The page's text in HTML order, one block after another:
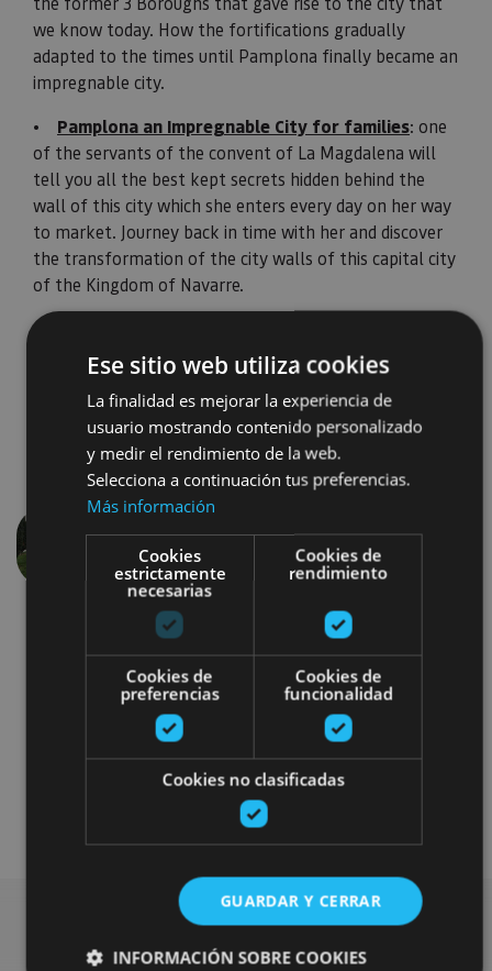
we know today. How the fortifications gradually
adapted to the times until Pamplona finally became an
impregnable city.
•
Pamplona an Impregnable City for families: one
of the servants of the convent of La Magdalena will
tell you all the best kept secrets hidden behind the
wall of this city which she enters every day on her way
to market. Journey back in time with her and discover
the transformation of the city walls of this capital city
of the Kingdom of Navarre.
Visitas guiadas Dramatised tours
Camino de Santiago
Ese sitio web utiliza cookies
La finalidad es mejorar la experiencia de
usuario mostrando contenido personalizado
y medir el rendimiento de la web.
Selecciona a continuación tus preferencias.
Más información
Cookies
estrictamente
necesarias
Cookies de
rendimiento
Cookies de
preferencias
Cookies de
funcionalidad
Cookies no clasificadas
GUARDAR Y CERRAR
INFORMACIÓN SOBRE COOKIES